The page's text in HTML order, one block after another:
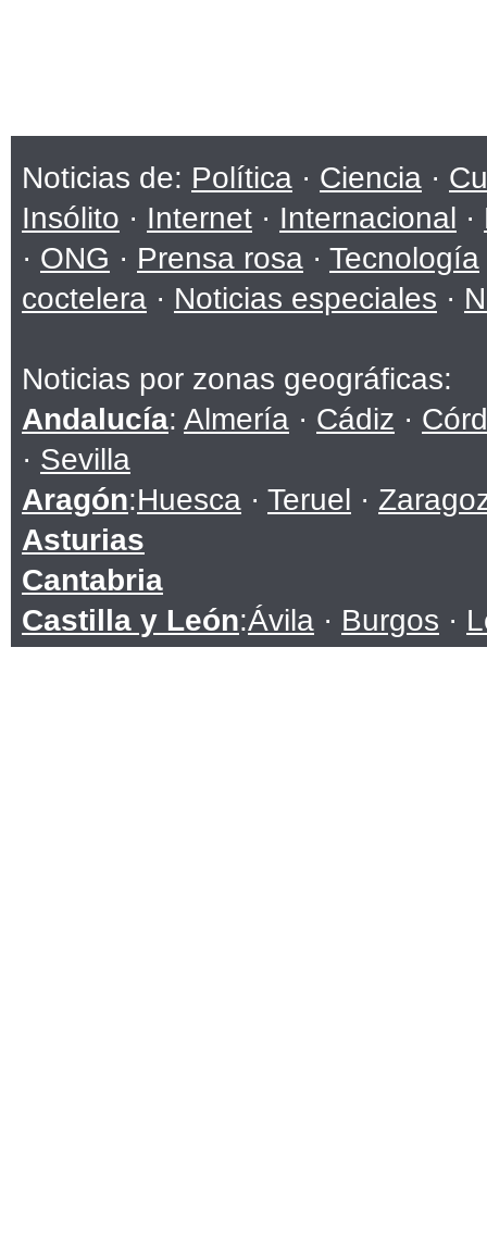
Noticias de: Política · Ciencia ·
Insólito · Internet · Internacional ·
· ONG · Prensa rosa · Tecnología
coctelera · Noticias especiales ·
Noticias por zonas geográficas:
Andalucía: Almería · Cádiz ·
· Sevilla
Aragón:Huesca · Teruel ·
Asturias
Cantabria
Castilla y León:Ávila · Burgos ·